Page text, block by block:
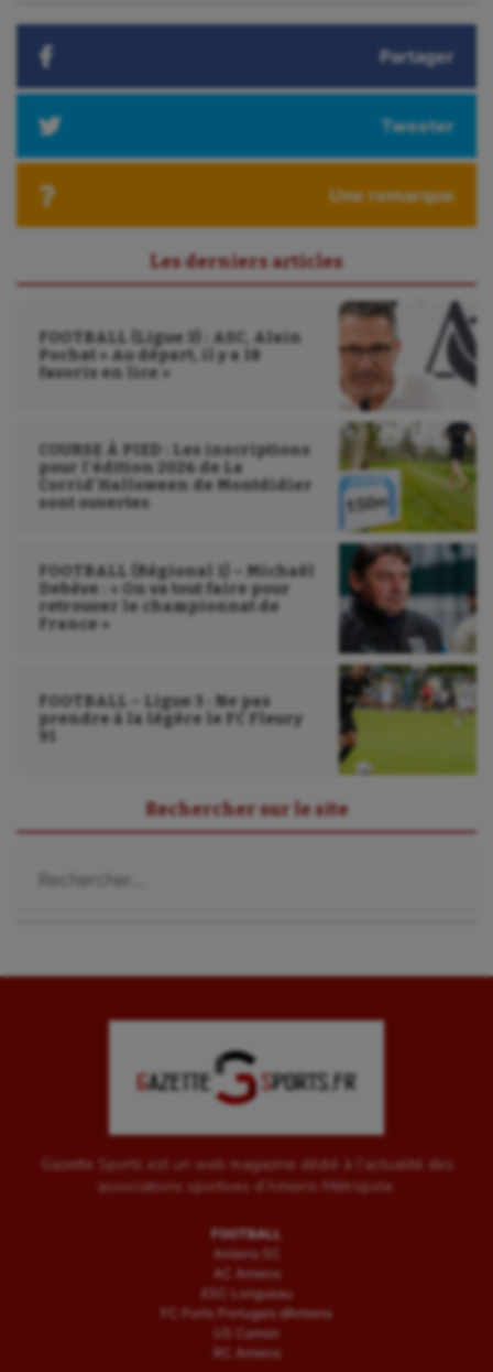
Sport handicap
Sport-santé
Tir à l'arc
Triathlon
Ultimate frisbee
UNSS
Wakeboard
Water-polo
Partager
Tweeter
Une remarque
Les derniers articles
FOOTBALL (Ligue 3) : ASC, Alain
Pochat « Au départ, il y a 18
favoris en lice »
COURSE À PIED : Les inscriptions
pour l’édition 2026 de La
Corrid’Halloween de Montdidier
sont ouvertes
FOOTBALL (Régional 1) – Michaël
Debève : « On va tout faire pour
retrouver le championnat de
France »
FOOTBALL – Ligue 3 : Ne pas
prendre à la légère le FC Fleury
91
Rechercher sur le site
Gazette Sports est un web magazine dédié à l'actualité des
associations sportives d'Amiens Métropole.
FOOTBALL
Amiens SC
AC Amiens
ESC Longueau
FC Porto Portugais d’Amiens
US Camon
RC Amiens